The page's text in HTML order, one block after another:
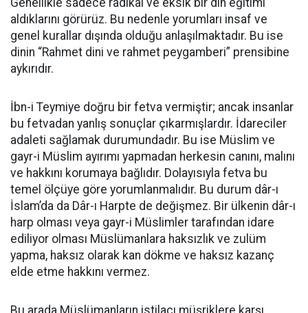
Genellikle sadece radikal ve eksik bir din eğitimi
aldıklarını görürüz. Bu nedenle yorumları insaf ve
genel kurallar dışında olduğu anlaşılmaktadır. Bu ise
dinin “Rahmet dini ve rahmet peygamberi” prensibine
aykırıdır.
İbn-i Teymiye doğru bir fetva vermiştir; ancak insanlar
bu fetvadan yanlış sonuçlar çıkarmışlardır. İdareciler
adaleti sağlamak durumundadır. Bu ise Müslim ve
gayr-i Müslim ayırımı yapmadan herkesin canını, malını
ve hakkını korumaya bağlıdır. Dolayısıyla fetva bu
temel ölçüye göre yorumlanmalıdır. Bu durum dâr-ı
İslam’da da Dâr-ı Harpte de değişmez. Bir ülkenin dâr-ı
harp olması veya gayr-i Müslimler tarafından idare
ediliyor olması Müslümanlara haksızlık ve zulüm
yapma, haksız olarak kan dökme ve haksız kazanç
elde etme hakkını vermez.
Bu arada Müslümanların istilacı müşriklere karşı